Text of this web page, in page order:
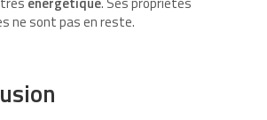
ne sont pas en reste.